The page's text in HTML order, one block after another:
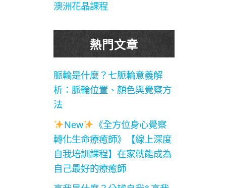
澳洲花晶課程
熱門文章
脈輪是什麼？七脈輪意義解
析：脈輪位置、顏色與覺察方
法
New
《全方位身心覺察
轉化生命療癒師》【線上深度
自我培訓課程】在家就能成為
自己最好的療癒師